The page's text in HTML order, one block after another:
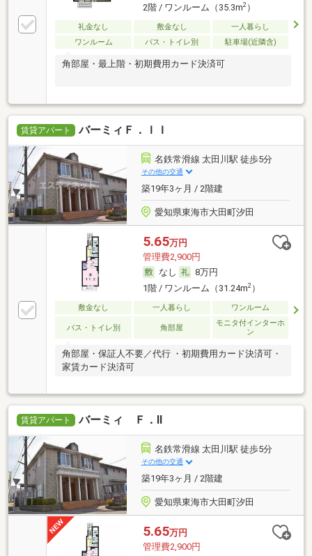
2階 / ワンルーム（35.3m2）
礼金なし 敷金なし
一人暮らし
ワンルーム
バス・トイレ別 駐車場(近隣含)
角部屋・最上階・初期費用カード決済可
賃貸アパート バーミィＦ．ＩＩ
名鉄常滑線 太田川駅 徒歩5分
その他の交通
築19年3ヶ月 / 2階建
愛知県東海市大田町汐田
5.65万円
管理費2,900円
なし
8万円
1階 / ワンルーム（31.24m2）
敷金なし 一人暮らし ワンルーム
バス・トイレ別 角部屋
モニタ付インターホ
ン
角部屋・保証人不要／代行 ・初期費用カード決済可・
家賃カード決済可
賃貸アパート バーミィ Ｆ．Ⅱ
名鉄常滑線 太田川駅 徒歩5分
その他の交通
築19年3ヶ月 / 2階建
愛知県東海市大田町汐田
5.65万円
管理費2,900円